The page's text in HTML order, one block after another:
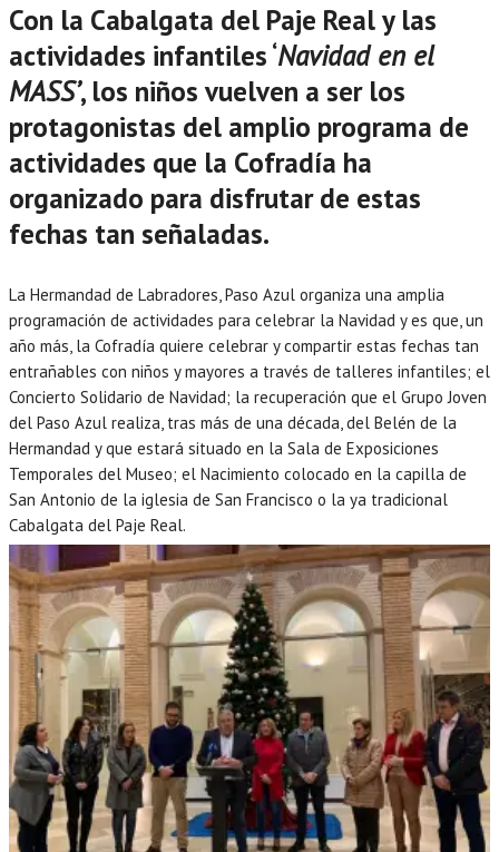
Con la Cabalgata del Paje Real y las
actividades infantiles ‘Navidad en el
MASS’, los niños vuelven a ser los
protagonistas del amplio programa de
actividades que la Cofradía ha
organizado para disfrutar de estas
fechas tan señaladas.
La Hermandad de Labradores, Paso Azul organiza una amplia
programación de actividades para celebrar la Navidad y es que, un
año más, la Cofradía quiere celebrar y compartir estas fechas tan
entrañables con niños y mayores a través de talleres infantiles; el
Concierto Solidario de Navidad; la recuperación que el Grupo Joven
del Paso Azul realiza, tras más de una década, del Belén de la
Hermandad y que estará situado en la Sala de Exposiciones
Temporales del Museo; el Nacimiento colocado en la capilla de
San Antonio de la iglesia de San Francisco o la ya tradicional
Cabalgata del Paje Real.